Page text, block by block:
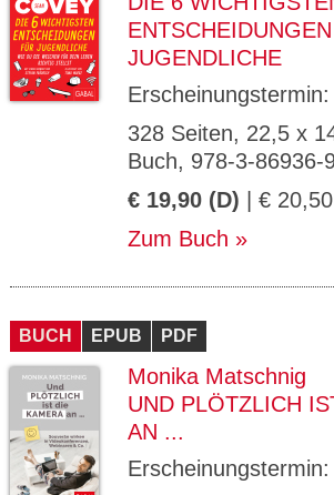
JUGENDLICHE
Erscheinungstermin:
328 Seiten, 22,5 x
Buch, 978-3-86936-
€ 19,90 (D) | €
Zum Buch
BUCH EPUB PDF
Monika Matschnig
UND PLÖTZLICH
AN ...
Erscheinungstermin: